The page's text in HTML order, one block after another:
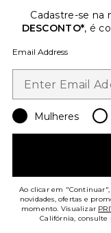
Email Address
Sign Up
AJUDE-NOS
Responda uma rápida
ATENDIMENTO
Cadastre-se na
DESCONTO*, é
Email Address
Mulheres
Ao clicar em "Continuar",
novidades, ofertas e
momento. Visualizar
Califórnia, consulte